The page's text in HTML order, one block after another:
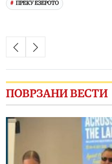
ПРЕКУ ЕЗЕРОТО
ПОВРЗАНИ ВЕСТИ